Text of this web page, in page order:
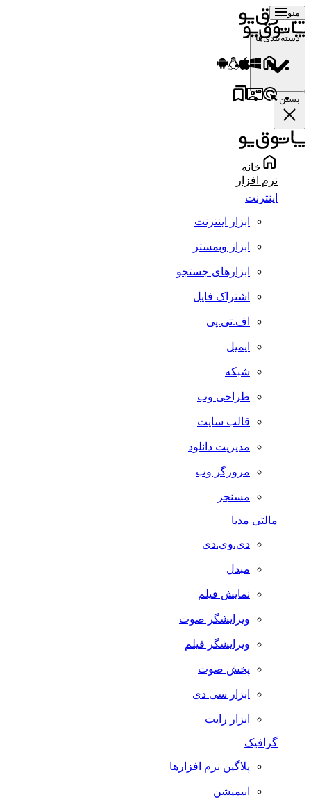
منو
دسته‌بندی‌ها
بستن
خانه
نرم افزار
اینترنت
ابزار اینترنت
ابزار وبمستر
ابزارهای جستجو
اشتراک فایل
اف.تی.پی
ایمیل
شبکه
طراحی وب
قالب سایت
مدیریت دانلود
مرورگر وب
مسنجر
مالتی مدیا
دی.وی.دی
مبدل
نمایش فیلم
ویرایشگر صوت
ویرایشگر فیلم
پخش صوت
ابزار سی دی
ابزار رایت
گرافیک
پلاگین نرم افزارها
انیمیشن